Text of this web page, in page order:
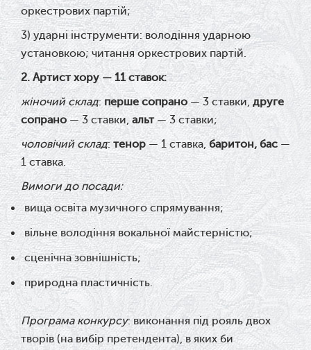
оркестрових партій;
3) ударні інструменти: володіння ударною
установкою; читання оркестрових партій.
2. Артист хору — 11 ставок:
жіночий склад: перше сопрано— 3 ставки, друге
сопрано— 3 ставки,альт— 3 ставки;
чоловічий склад:тенор — 1 ставка, баритон, бас —
1 ставка.
Вимоги до посади:
вища освіта музичного спрямування;
вільне володіння вокальної майстерністю;
сценічна зовнішність;
природна пластичність.
Програма конкурсу: виконання під рояль двох
творів (на вибір претендента), в яких би